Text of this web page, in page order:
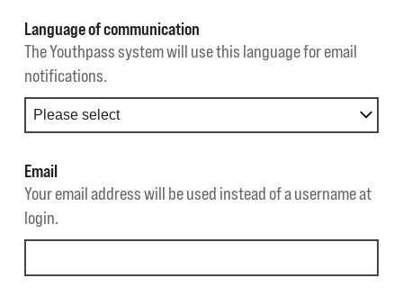
Language of communication
The Youthpass system will use this language for email
notifications.
Email
Your email address will be used instead of a username at
login.